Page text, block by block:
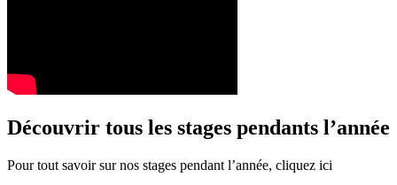
Découvrir tous les stages pendants l’année
Pour tout savoir sur nos stages pendant l’année, cliquez ici